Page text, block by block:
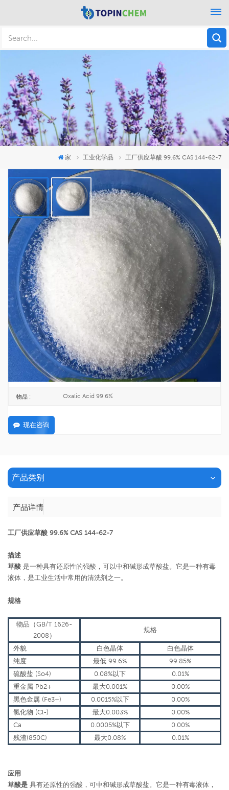
家 工业化学品 工厂供应草酸 99.6% CAS 144-62-7
工厂供应草酸 99.6% CAS 144-62-7
草酸是最简单的二羧酸。常温下为无色透明晶体。而且它有毒，对人体有害。
CAS号 : 144-62-7
欧洲化学会 :
包裹 : 25KG/BAG
品牌 : TOPINCHEM®
起源 : CHINA
公式 : C2H2O4
最低订购量 : 200KG
物品 : Oxalic Acid 99.6%
现在咨询
产品类别
产品详情
工厂供应草酸 99.6% CAS 144-62-7
描述
草酸 是一种具有还原性的强酸，可以中和碱形成草酸盐。它是一种有毒
液体，是工业生活中常用的清洗剂之一。
规格
物品 （GB/T 1626-
2008 ）
规格
外貌 白色晶体
白色晶体
纯度
最低 99.6%
99.85%
硫酸盐 (So4)
0.08%以下
0.01%
重金属 Pb2+
最大0.001%
0.00%
黑色金属 (Fe3+)
0.0015%以下
0.00%
氯化物 (Cl-)
最大0.003%
0.00%
Ca
0.0005%以下
0.00%
残渣(850C)
最大0.08% 0.01%
应用
草酸是 具有还原性的强酸，可中和碱形成草酸盐。它是一种有毒液体，